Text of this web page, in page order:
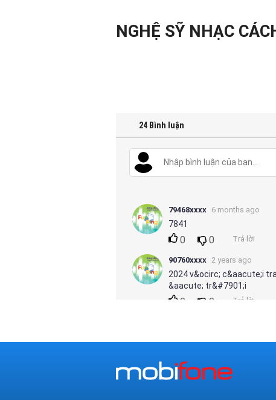
NGHỆ SỸ NHẠC
24 Bình luận
79468xxxx 6 months ago
7841
0 0 Trả lời
90760xxxx 2 years ago
2024 v&ocirc; c&aacute;i
&aacute; tr&#7901;i
0 0 Trả lời
Ph7841mTh7883Ng7885cAnh